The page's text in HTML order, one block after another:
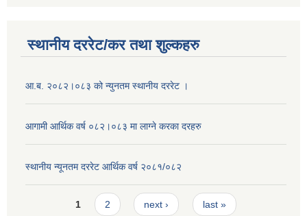
स्थानीय दररेट/कर तथा शुल्कहरु
आ.ब. २०८२।०८३ को न्युनतम स्थानीय दररेट ।
आगामी आर्थिक वर्ष ०८२।०८३ मा लाग्ने करका दरहरु
स्थानीय न्यूनतम दररेट आर्थिक वर्ष २०८१/०८२
Pages1 2 next › last »